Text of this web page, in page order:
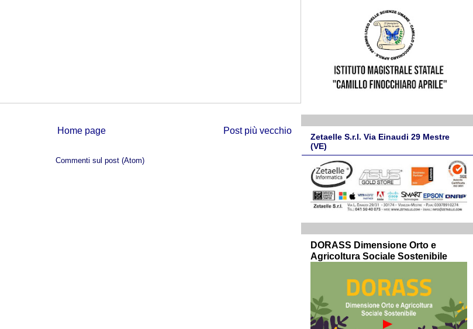
Post più vecchio
Home page
Commenti sul post (Atom)
Zetaelle S.r.l. Via Einaudi 29 Mestre
(VE)
DORASS Dimensione Orto e
Agricoltura Sociale Sostenibile